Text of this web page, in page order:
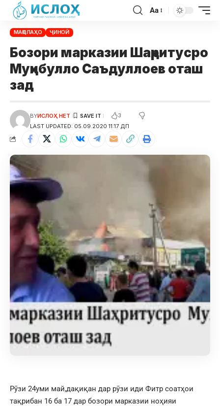
Aa
МАҚОЛАҲО ҶИНОӢ
Бозори марказии Шаҳритусро
Муҳибулло Саъдуллоев оташ
зад
LAST UPDATED: 05.09.2020 11:17 ДП
BYИСЛОҲ НЕТ 3
Рӯзи 24уми май,дақиқан дар рӯзи иди Фитр соатҳои
тақрибан 16 ба 17 дар бозори марказии ноҳияи